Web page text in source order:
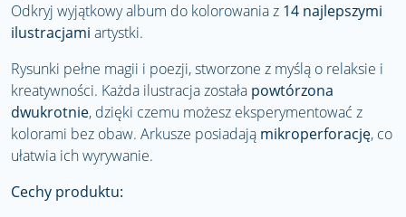
Odkryj wyjątkowy album do kolorowania z 14 najlepszymi
ilustracjami artystki.
Rysunki pełne magii i poezji, stworzone z myślą o relaksie i
kreatywności. Każda ilustracja została powtórzona
dwukrotnie, dzięki czemu możesz eksperymentować z
kolorami bez obaw. Arkusze posiadają mikroperforację, co
ułatwia ich wyrywanie.
Cechy produktu: